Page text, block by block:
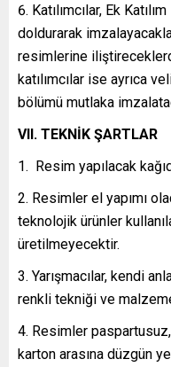
Katılımcılar, Ek
doldurarak
resimlerine
katılımcılar ise ayrıca
bölümü mutlaka
VII. TEKNİK ŞARTLAR
Resim yapılacak
Resimler el yapımı
teknolojik ürünler
üretilmeyecektir.
Yarışmacılar, kendi
renkli tekniği ve
Resimler paspartusuz,
karton arasına düzgün